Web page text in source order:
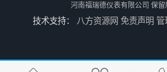
fmu90超声波液位计 UNS 操作简单
河南福瑞德仪表有限公司 保留
技术支持： 八方资源网 免责声明 管